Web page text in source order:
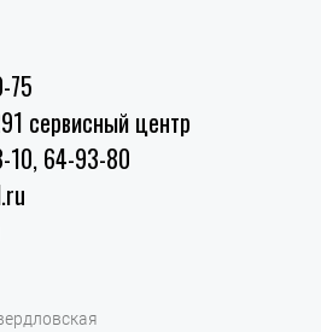
75
сервисный центр
10, 64-93-80